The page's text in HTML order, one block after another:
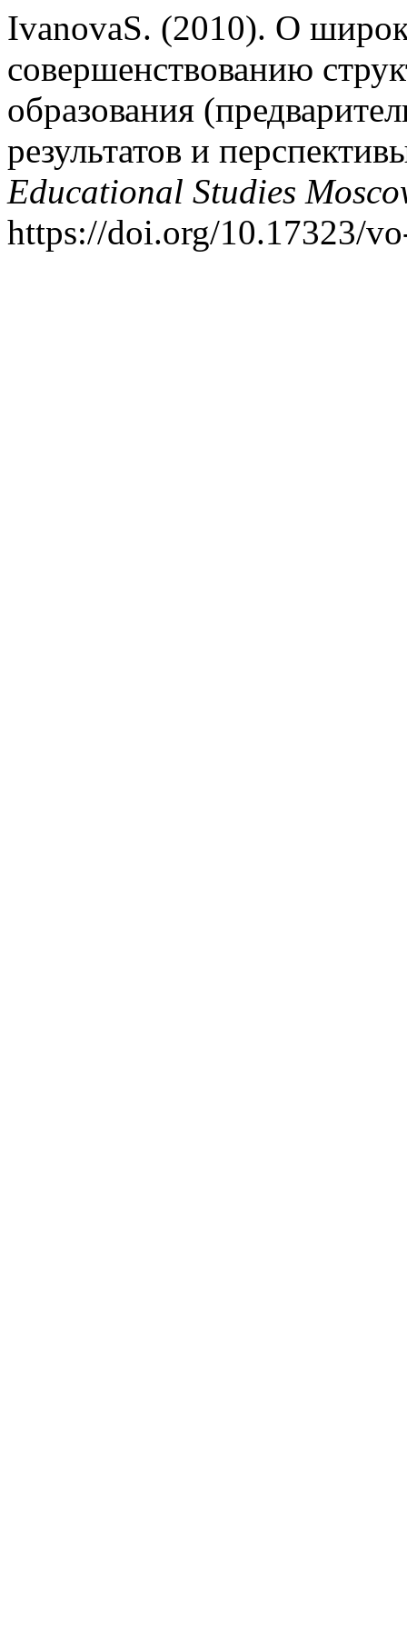
IvanovaS. (2010). О
совершенствованию
образования
результатов и
Educational Studies
https://doi.org/10.17323/